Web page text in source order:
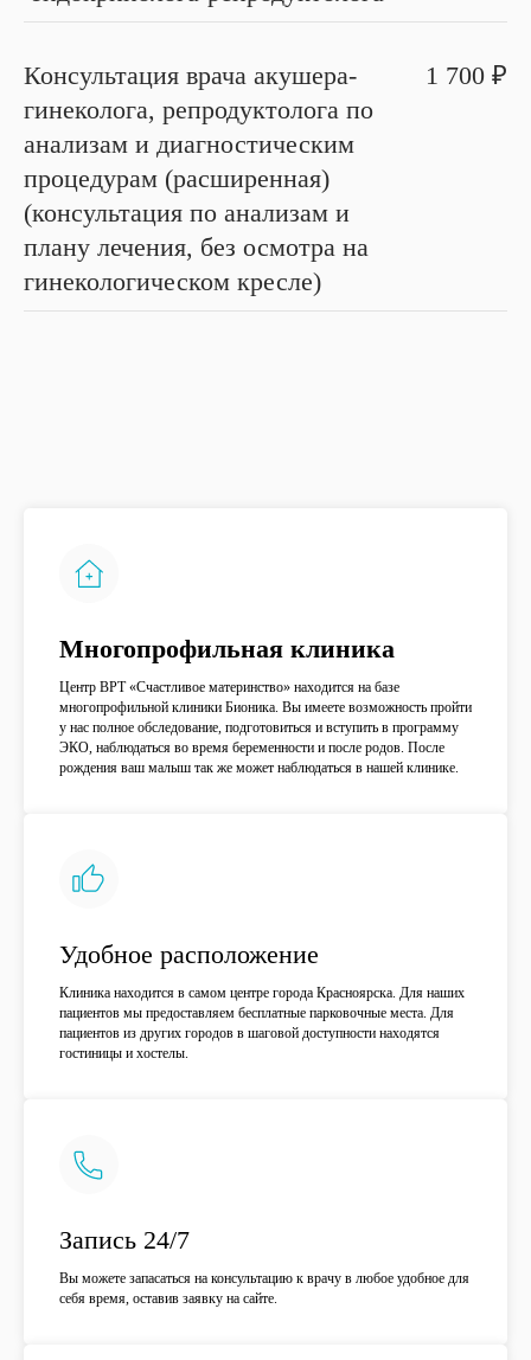
Консультация врача акушера-
гинеколога, репродуктолога по
анализам и диагностическим
процедурам (расширенная)
(консультация по анализам и
плану лечения, без осмотра на
гинекологическом кресле)
1 700 ₽
Многопрофильная клиника
Центр ВРТ «Счастливое материнство» находится на базе
многопрофильной клиники Бионика. Вы имеете возможность пройти
у нас полное обследование, подготовиться и вступить в программу
ЭКО, наблюдаться во время беременности и после родов. После
рождения ваш малыш так же может наблюдаться в нашей клинике.
Удобное расположение
Клиника находится в самом центре города Красноярска. Для наших
пациентов мы предоставляем бесплатные парковочные места. Для
пациентов из других городов в шаговой доступности находятся
гостиницы и хостелы.
Запись 24/7
Вы можете запасаться на консультацию к врачу в любое удобное для
себя время, оставив заявку на сайте.
Остались вопросы
Нажимая на кнопку "Отправить заявку", вы